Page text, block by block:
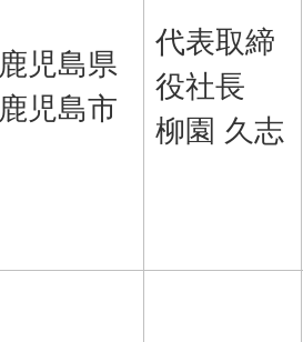
鹿児島県
鹿児島市
代表取締
役社長
柳園 久志